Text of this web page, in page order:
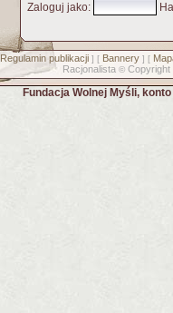
Zaloguj jako:
Regulamin publikacji] [ Bannery] [
Racjonalista © Copyright
Fundacja Wolnej Myśli,